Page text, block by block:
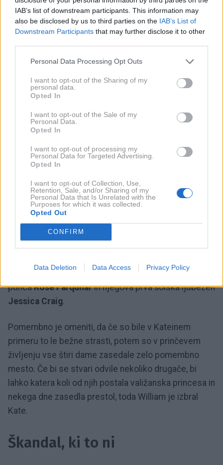
IAB’s list of downstream participants. This information may
also be disclosed by us to third parties on the IAB’s List of
Downstream Participants that may further disclose it to other
Personal Data Processing Opt Outs
I want to opt-out of the Sharing of my
personal data.
Opted In
I want to opt-out of the Sale of my
Personal Data.
Opted In
I want to opt-out of processing my
Personal Data for Targeted Advertising.
Opted In
I want to opt-out of Collection, Use,
Retention, Sale, and/or Sharing of my
Personal Data that Is Unrelated with the
Purposes for which it was collected.
Opted Out
CONFIRM
Data Deletion Data Access Privacy Policy
Williamovi strani so bile štiri bivše punce, na Kateini
strani pa dva bivša fanta.
Izkazalo se je, da se je poroke Kate Middleton in
princa Williama udeležila cela delegacija njunih bivših.
Kate je na primer na slovesnost povabila svojega
bivšega fanta
hodila na univerzi, preden je spoznala svojega
bodočega moža, pa tudi fanta po imenu
A Williamov seznam se je izkazal za veliko daljšega.
Na njem so se znašle kar štiri bivše punce -
Anstruther-Gough-Calthorpe
preden je vstopil na univerzo), pa tudi njegova prva
puncaRose Farquharin njegova prva šolska ljubezen
Jessica Craig.
Pomembno je omeniti, da če so bile v Kateinem
primeru to le bežne strasti, potem so v prinčevem
življenju vse štiri dame zasedale zelo pomembno
mesto. Če bi se stvari odvile nekoliko drugače, bi
lahko katera koli od njih postala valižanska princesa in
nekega dne zasedla prestol, toda William je izbral
Kate.
Škandal, ki to ni